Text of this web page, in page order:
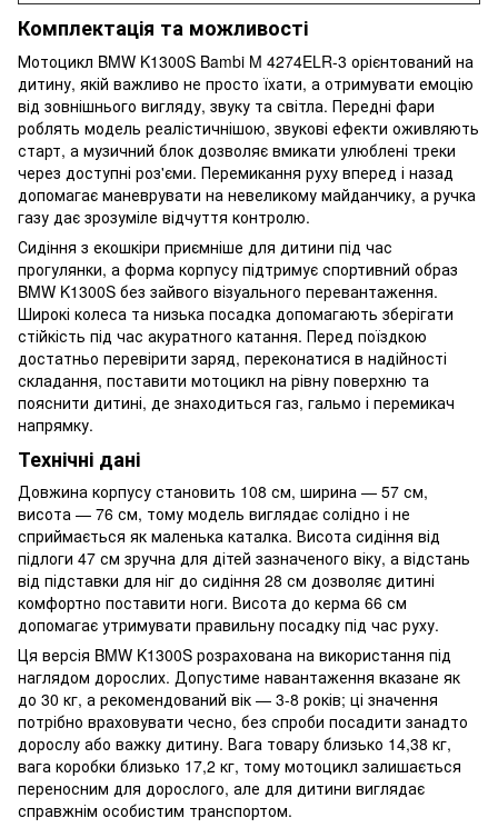
Комплектація та можливості
Мотоцикл BMW K1300S Bambi M 4274ELR-3 орієнтований на
дитину, якій важливо не просто їхати, а отримувати емоцію
від зовнішнього вигляду, звуку та світла. Передні фари
роблять модель реалістичнішою, звукові ефекти оживляють
старт, а музичний блок дозволяє вмикати улюблені треки
через доступні роз'єми. Перемикання руху вперед і назад
допомагає маневрувати на невеликому майданчику, а ручка
газу дає зрозуміле відчуття контролю.
Сидіння з екошкіри приємніше для дитини під час
прогулянки, а форма корпусу підтримує спортивний образ
BMW K1300S без зайвого візуального перевантаження.
Широкі колеса та низька посадка допомагають зберігати
стійкість під час акуратного катання. Перед поїздкою
достатньо перевірити заряд, переконатися в надійності
складання, поставити мотоцикл на рівну поверхню та
пояснити дитині, де знаходиться газ, гальмо і перемикач
напрямку.
Технічні дані
Довжина корпусу становить 108 см, ширина — 57 см,
висота — 76 см, тому модель виглядає солідно і не
сприймається як маленька каталка. Висота сидіння від
підлоги 47 см зручна для дітей зазначеного віку, а відстань
від підставки для ніг до сидіння 28 см дозволяє дитині
комфортно поставити ноги. Висота до керма 66 см
допомагає утримувати правильну посадку під час руху.
Ця версія BMW K1300S розрахована на використання під
наглядом дорослих. Допустиме навантаження вказане як
до 30 кг, а рекомендований вік — 3-8 років; ці значення
потрібно враховувати чесно, без спроби посадити занадто
дорослу або важку дитину. Вага товару близько 14,38 кг,
вага коробки близько 17,2 кг, тому мотоцикл залишається
переносним для дорослого, але для дитини виглядає
справжнім особистим транспортом.